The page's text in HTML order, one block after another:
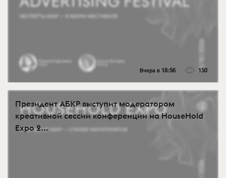
Вчера в 18:56 150
Президент АБКР выступит модератором
креативной сессии конференции на HouseHold
Expo 2...